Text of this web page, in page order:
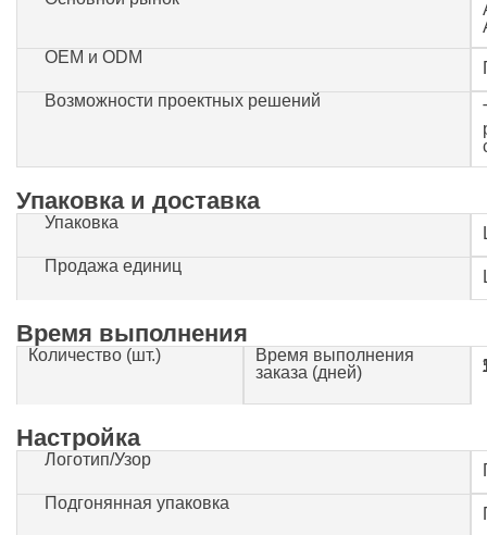
OEM и ODM
Возможности проектных решений
Упаковка и доставка
Упаковка
Продажа единиц
Время выполнения
Количество (шт.)
1-500
Время выполнения
заказа (дней)
Настройка
Логотип/Узор
Подгонянная упаковка